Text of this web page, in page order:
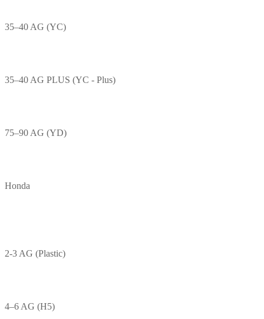
35–40 AG (YC)
35–40 AG PLUS (YC - Plus)
75–90 AG (YD)
Honda
2-3 AG (Plastic)
4–6 AG (H5)